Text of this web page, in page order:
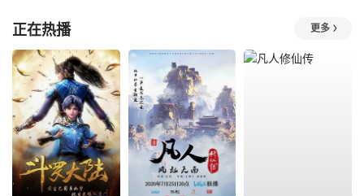
正在热播 更多